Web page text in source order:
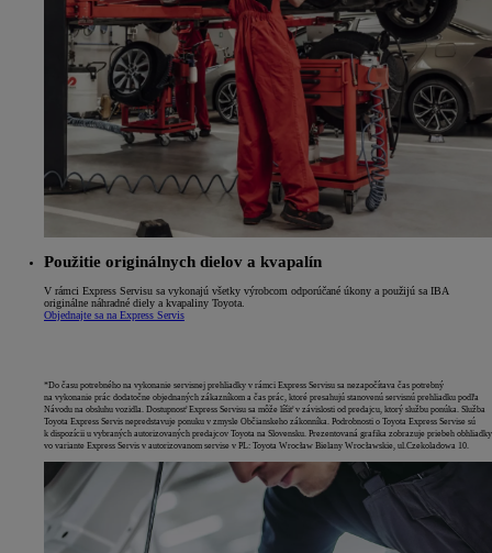
Použitie originálnych dielov a kvapalín
V rámci Express Servisu sa vykonajú všetky výrobcom odporúčané úkony a použijú sa IBA
originálne náhradné diely a kvapaliny Toyota.
Objednajte sa na Express Servis
*Do času potrebného na vykonanie servisnej prehliadky v rámci Express Servisu sa nezapočítava čas potrebný
na vykonanie prác dodatočne objednaných zákazníkom a čas prác, ktoré presahujú stanovenú servisnú prehliadku podľa
Návodu na obsluhu vozidla. Dostupnosť Express Servisu sa môže líšiť v závislosti od predajcu, ktorý službu ponúka. Služba
Toyota Express Servis nepredstavuje ponuku v zmysle Občianskeho zákonníka. Podrobnosti o Toyota Express Servise sú
k dispozícii u vybraných autorizovaných predajcov Toyota na Slovensku. Prezentovaná grafika zobrazuje priebeh obhliadky
vo variante Express Servis v autorizovanom servise v PL: Toyota Wrocław Bielany Wrocławskie, ul.Czekoladowa 10.